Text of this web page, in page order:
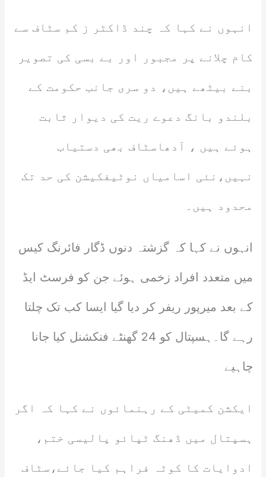
انہوں نے کہا کہ چند ڈاکٹر ز کم سٹاف سے
کام چلانے پر مجبور اور بے بسی کی تصویر
بنے بیٹھے ہیں، دو سری جانب حکومت کے
بلندو بانگ دعوے ریت کی دیوار ثابت
ہوئے ہیں ، آدھاسٹاف بھی دستیاب
نہیں،نئی اسامیاں نوٹیفکیشن کی حد تک
محدود ہیں۔
انہوں نے کہا کہ گزشتہ دنوں ڈگار فائرنگ کیس
میں متعدد افراد زخمی ہوئے جن کو فرسٹ ایڈ
کے بعد میرپور ریفر کر دیا گیا ایسا کب تک چلتا
رہے گا۔ہسپتال کو 24 گھنٹے فنکشنل کیا جانا
چاہیے
ایکشن کمیٹی کے رہنمائوں نے کہا کہ اگر
ہسپتال میں ڈھنگ ٹپائو پالیسی ختم،
ادوایات کا کوٹہ فراہم کیا جائے،سٹاف